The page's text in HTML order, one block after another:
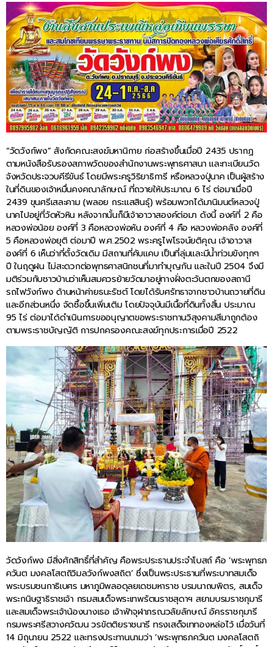
“วัดวังก์พง” สังกัดคณะสงฆ์มหานิกาย ก่อสร้างขึ้นเมื่อปี 2435 ปรากฏ
ตามหนังสือรับรองสภาพวัดของสำนักงานพระพุทธศาสนา และทะเบียนวัด
จังหวัดประจวบคีรีขันธ์ โดยมีพระครูวิริยาธิการี หรือหลวงปู่นาค เป็นผู้สร้าง
ในที่ดินของเจ้าหมื่นคงคณาลักษณ์ ที่ถวายให้ประมาณ 6 ไร่ ต่อมาเมื่อปี
2439 ขุนศรีเสละคาม (พลอย กระแสสินธุ์) พร้อมพวกได้มานิมนต์หลวงปู่
นาคไปอยู่ที่วัดหัวหิน หลังจากนั้นก็มีเจ้าอาวาสองค์ต่อมา ดังนี้ องค์ที่ 2 คือ
หลวงพ่อน้อย องค์ที่ 3 คือหลวงพ่อหัน องค์ที่ 4 คือ หลวงพ่อคลัง องค์ที่
5 คือหลวงพ่อยุติ ต่อมาปี พ.ศ.2502 พระครูไพโรจน์ยติคุณ เจ้าอาวาส
องค์ที่ 6 เห็นว่าที่ตั้งวัดเดิม มีสถานที่คับแคบ เป็นที่ลุ่มและมีน้ำท่วมขังทุกๆ
ปี ในฤดูฝน ไม่สะดวกต่อพุทธศาสนิกชนที่มาทำบุญกัน และในปี 2504 จึงมี
มติร่วมกับชาวบ้านว่าเห็นสมควรย้ายวัดมาอยู่ทางฝั่งตะวันตกของสถานี
รถไฟวังก์พง ด้านหน้าค่ายธนะรัชต์ โดยได้รับศรัทธาจากชาวบ้านถวายที่ดิน
และอีกส่วนหนึ่ง จัดซื้อขึ้นเพิ่มเติม โดยปัจจุบันมีเนื้อที่ดินทั้งสิ้น ประมาณ
95 ไร่ ต่อมาได้ดำเนินการขออนุญาตขอพระราชทานวิสุงคามสีมาถูกต้อง
ตามพระราชบัญญัติ การปกครองคณะสงฆ์ทุกประการเมื่อปี 2522
วัดวังก์พง มีสิ่งศักสิทธิ์ที่สำคัญ คือพระประธานประจำโบสถ์ คือ ‘พระพุทธภ
ควันต มงคลโสตถิวิมลวังก์พงสถิต’ ซึ่งเป็นพระประธานที่พระบาทสมเด็จ
พระบรมชนกาธิเบศร มหาภูมิพลอดุลยเดชมหาราช บรมนาถบพิตร, สมเด็จ
พระกนิษฐาธิราชเจ้า กรมสมเด็จพระเทพรัตนราชสุดาฯ สยามบรมราชกุมารี
และสมเด็จพระเจ้าน้องนางเธอ เจ้าฟ้าจุฬาภรณวลัยลักษณ์ อัครราชกุมารี
กรมพระศรีสวางควัฒน วรขัตติยราชนารี ทรงเสด็จเททองหล่อไว้ เมื่อวันที่
14 มิถุนายน 2522 และทรงประทานนามว่า ‘พระพุทธภควันต มงคลโสตถิ